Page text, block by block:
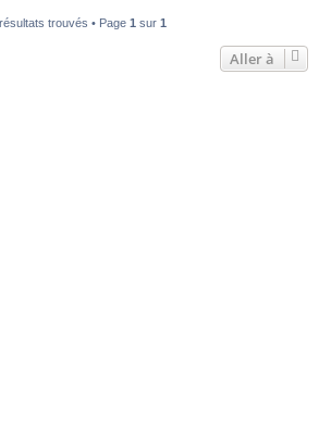
trouvés • Page 1 sur 1
Aller à